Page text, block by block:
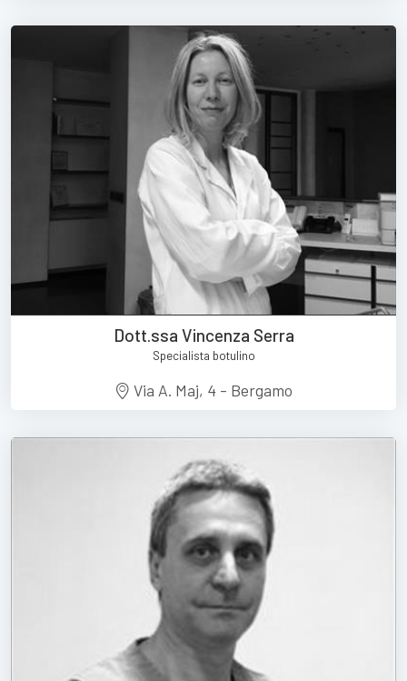
Dott.ssa Vincenza Serra
Specialista botulino
Via A. Maj, 4 - Bergamo